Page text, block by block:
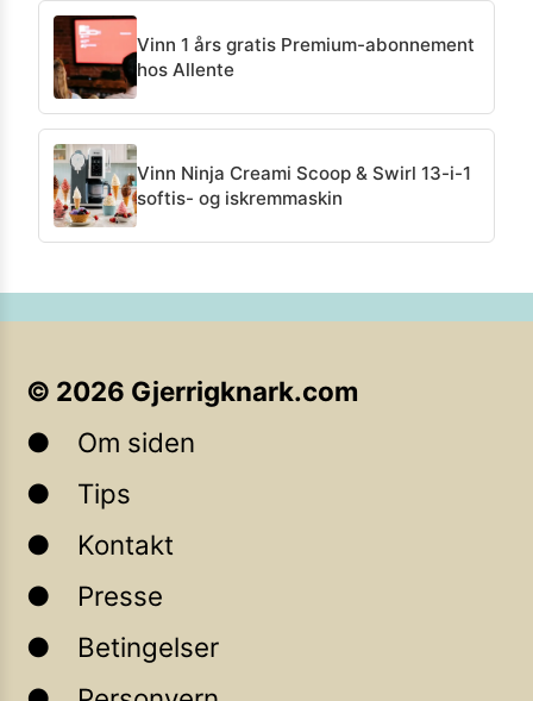
Vinn 1 års gratis Premium-abonnement
hos Allente
Vinn Ninja Creami Scoop & Swirl 13-i-1
softis- og iskremmaskin
© 2026 Gjerrigknark.com
Om siden
Tips
Kontakt
Presse
Betingelser